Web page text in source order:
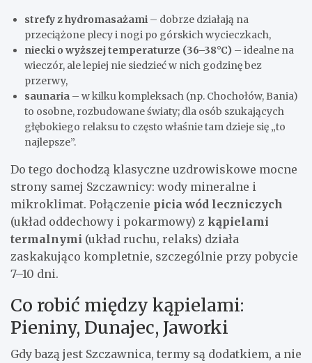
strefy z hydromasażami – dobrze działają na
przeciążone plecy i nogi po górskich wycieczkach,
niecki o wyższej temperaturze (36–38°C) – idealne na
wieczór, ale lepiej nie siedzieć w nich godzinę bez
przerwy,
saunaria – w kilku kompleksach (np. Chochołów, Bania)
to osobne, rozbudowane światy; dla osób szukających
głębokiego relaksu to często właśnie tam dzieje się „to
najlepsze”.
Do tego dochodzą klasyczne uzdrowiskowe mocne
strony samej Szczawnicy: wody mineralne i
mikroklimat. Połączenie picia wód leczniczych
(układ oddechowy i pokarmowy) z kąpielami
termalnymi (układ ruchu, relaks) działa
zaskakująco kompletnie, szczególnie przy pobycie
7–10 dni.
Co robić między kąpielami:
Pieniny, Dunajec, Jaworki
Gdy bazą jest Szczawnica, termy są dodatkiem, a nie